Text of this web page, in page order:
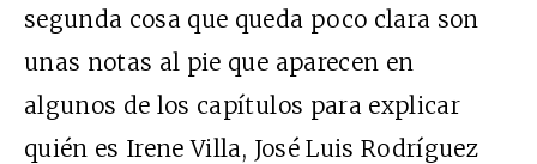
segunda cosa que queda poco clara son
unas notas al pie que aparecen en
algunos de los capítulos para explicar
quién es Irene Villa, José Luis Rodríguez